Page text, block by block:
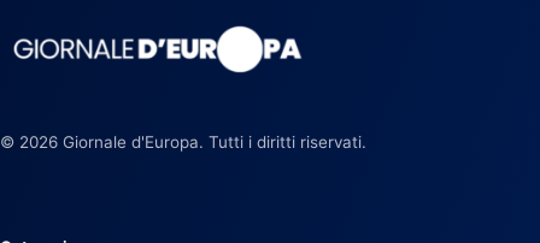
© 2026 Giornale d'Europa. Tutti i diritti riservati.